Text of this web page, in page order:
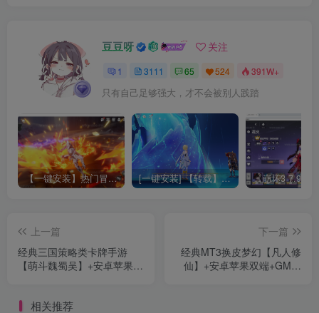
豆豆呀 关注
1 3111 65 524 391W+
只有自己足够强大，才不会被别人践踏
【一键安装】热门冒险策略类游戏崩坏：星穹铁道全新2.3版本一键端+一键代理+一键启动+免虚拟机 [一键安装] 【转载】原神3.4真端服务端+源码+配套客户端+详尽说明+GM工具+源码说明文件
上一篇
经典三国策略类卡牌手游
【萌斗魏蜀吴】+安卓苹果双
下一篇
经典MT3换皮梦幻【凡人修
仙】+安卓苹果双端+GM授
相关推荐